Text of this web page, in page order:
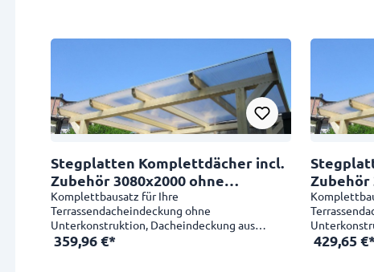
Stegplatten Komplettdächer incl.
Zubehör 3080x2000 ohne
Unterkonstruktion
Komplettbausatz für Ihre
Terrassendacheindeckung ohne
Unterkonstruktion, Dacheindeckung aus
Kunststoffplatten und mit Aluminiumprofilen.
359,96 €*
Zubehör
429,65 €*